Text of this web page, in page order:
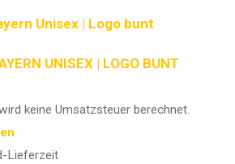
UNISEX | LOGO BUNT
keine Umsatzsteuer berechnet.
Lieferzeit